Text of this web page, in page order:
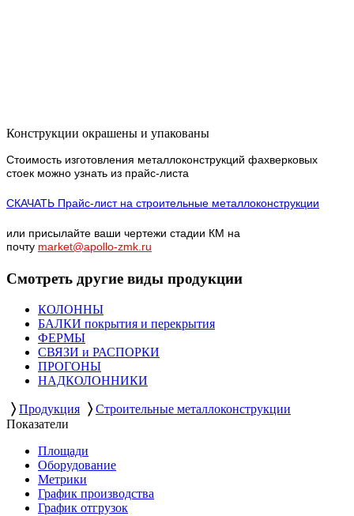
Конструкции окрашены и упакованы
Стоимость изготовления металлоконструкций фахверковых
стоек можно узнать из прайс-листа
СКАЧАТЬ Прайс-лист на строительные металлоконструкции
или присылайте ваши чертежи стадии КМ на
почту market@apollo-zmk.ru
Смотреть другие виды продукции
КОЛОННЫ
БАЛКИ покрытия и перекрытия
ФЕРМЫ
СВЯЗИ и РАСПОРКИ
ПРОГОНЫ
НАДКОЛОННИКИ
〉 Продукция 〉 Строительные металлоконструкции
Показатели
Площади
Оборудование
Метрики
График производства
График отгрузок